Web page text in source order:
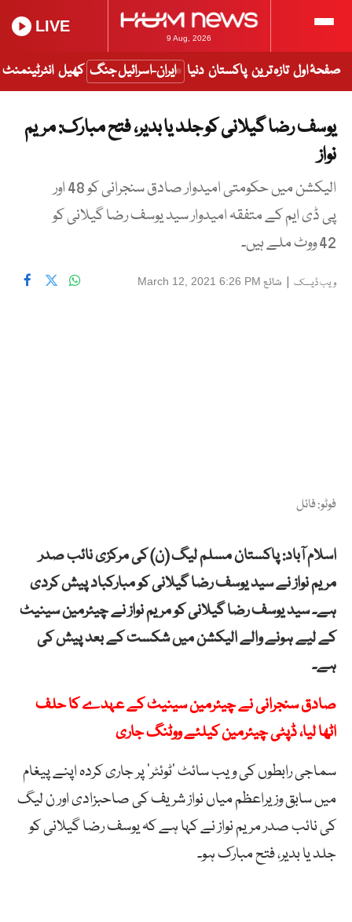
9 Aug, 2026
LIVE
صفحۂ اول تازہ ترین پاکستان دنیا ایران-اسرائیل جنگ کھیل انٹرٹینمنٹ
یوسف رضا گیلانی کو جلد یا بدیر، فتح مبارک: مریم
نواز
الیکشن میں حکومتی امیدوار صادق سنجرانی کو 48 اور
پی ڈی ایم کے متفقہ امیدوار سید یوسف رضا گیلانی کو
42 ووٹ ملے ہیں۔
ویب ڈیسک | شائع March 12, 2021 6:26 PM
فوٹو: فائل
اسلام آباد: پاکستان مسلم لیگ (ن) کی مرکزی نائب صدر
مریم نواز نے سید یوسف رضا گیلانی کو مبارکباد پیش کردی
ہے۔ سید یوسف رضا گیلانی کو مریم نواز نے چیئرمین سینیٹ
کے لیے ہونے والے الیکشن میں شکست کے بعد پیش کی
ہے۔
صادق سنجرانی نے چیئرمین سینیٹ کے عہدے کا حلف
اٹھا لیا، ڈپٹی چیئرمین کیلئے ووٹنگ جاری
سماجی رابطوں کی ویب سائٹ ’ٹوئٹر‘ پر جاری کردہ اپنے پیغام
میں سابق وزیراعظم میاں نواز شریف کی صاحبزادی اور ن لیگ
کی نائب صدر مریم نواز نے کہا ہے کہ یوسف رضا گیلانی کو
جلد یا بدیر، فتح مبارک ہو۔